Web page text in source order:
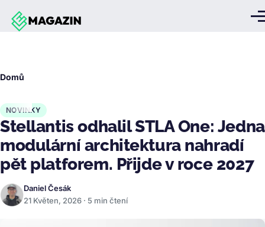
Přejít k hlavnímu obsahu
Domů
NOVINKY
Stellantis odhalil STLA One: Jedna
modulární architektura nahradí
pět platforem. Přijde v roce 2027
Daniel Česák
21 Květen, 2026 · 5 min čtení